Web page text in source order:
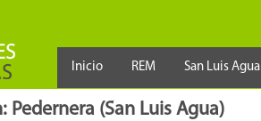
Inicio REM San Luis Agua
Pedernera (San Luis Agua)